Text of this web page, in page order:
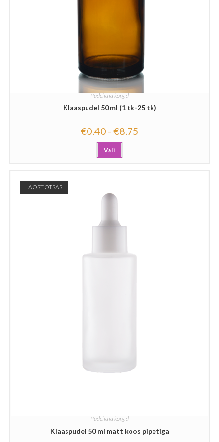
Pudelid ja korgid
Klaaspudel 50 ml (1 tk-25 tk)
€0.40 –€8.75
Vali
LAOST OTSAS
Pudelid ja korgid
Klaaspudel 50 ml matt koos pipetiga